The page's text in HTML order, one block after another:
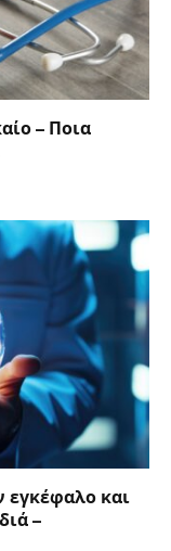
– Ποια
εγκέφαλο και
–